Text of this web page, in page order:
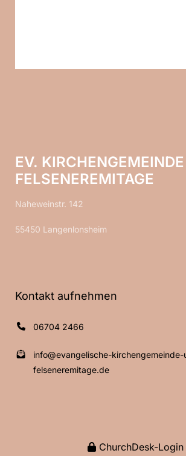
EV.
FELSENEREMITAGE
Naheweinstr. 142
55450 Langenlonsheim
Kontakt aufnehmen
06704 2466
info@evangelische-
felseneremitage.de
ChurchDesk-Login